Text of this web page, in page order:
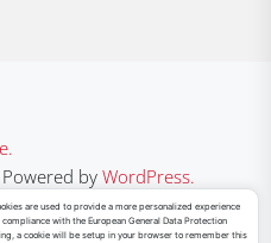
Powered by WordPress.
are used to provide a more personalized experience
with the European General Data Protection
a cookie will be setup in your browser to remember this